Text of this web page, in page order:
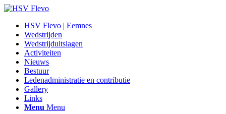
HSV Flevo | Eemnes
Wedstrijden
Wedstrijduitslagen
Activiteiten
Nieuws
Bestuur
Ledenadministratie en contributie
Gallery
Links
Menu Menu